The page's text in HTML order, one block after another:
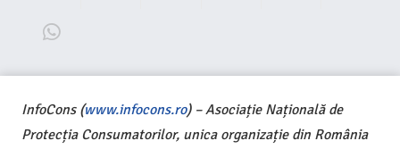
InfoCons (www.infocons.ro) – Asociație Națională de
Protecția Consumatorilor, unica organizație din România